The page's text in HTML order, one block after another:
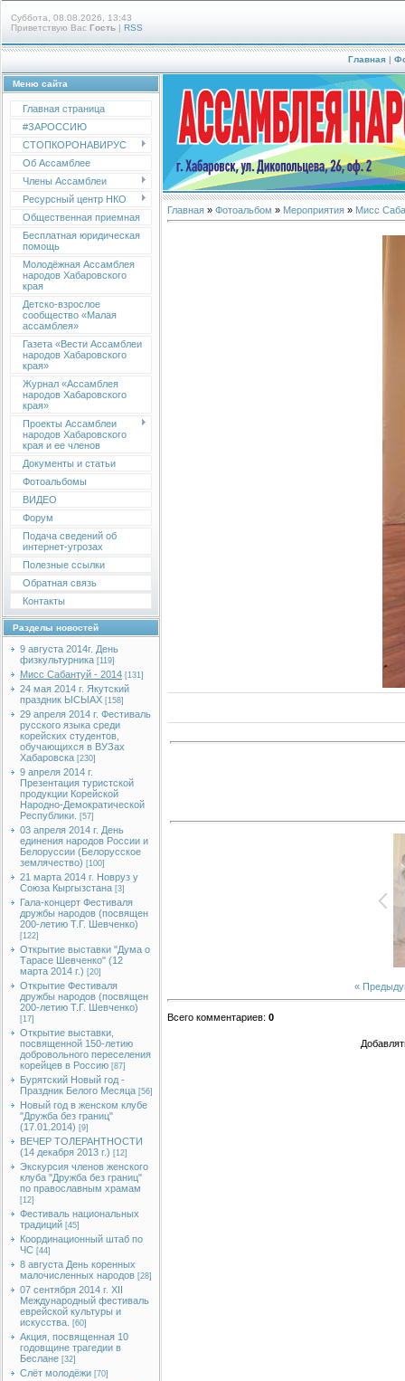
Суббота, 08.08.2026, 13:43
Приветствую Вас Гость | RSS
Главная |
Меню сайта
Главная страница
#ЗАРОССИЮ
СТОПКОРОНАВИРУС
Об Ассамблее
Члены Ассамблеи
Ресурсный центр НКО
Общественная приемная
Бесплатная юридическая
помощь
Молодёжная Ассамблея
народов Хабаровского
края
Детско-взрослое
сообщество «Малая
ассамблея»
Газета «Вести Ассамблеи
народов Хабаровского
края»
Журнал «Ассамблея
народов Хабаровского
края»
Проекты Ассамблеи
народов Хабаровского
края и ее членов
Документы и статьи
Фотоальбомы
ВИДЕО
Форум
Подача сведений об
интернет-угрозах
Полезные ссылки
Обратная связь
Контакты
Разделы новостей
9 августа 2014г. День
физкультурника [119]
Мисс Сабантуй - 2014 [131]
24 мая 2014 г. Якутский
праздник ЫСЫАХ [158]
29 апреля 2014 г. Фестиваль
русского языка среди
корейских студентов,
обучающихся в ВУЗах
Хабаровска [230]
9 апреля 2014 г.
Презентация туристской
продукции Корейской
Народно-Демократической
Республики.
[57]
03 апреля 2014 г. День
единения народов России и
Белоруссии (Белорусское
землячество) [100]
21 марта 2014 г. Новруз у
Союза Кыргызстана [3]
Гала-концерт Фестиваля
дружбы народов (посвящен
200-летию Т.Г. Шевченко)
[122]
Открытие выставки "Дума о
Тарасе Шевченко" (12
марта 2014 г.) [20]
Открытие Фестиваля
дружбы народов (посвящен
200-летию Т.Г. Шевченко)
[17]
Открытие выставки,
посвященной 150-летию
добровольного переселения
корейцев в Россию [87]
Бурятский Новый год -
Праздник Белого Месяца [56]
Новый год в женском клубе
"Дружба без границ"
(17.01.2014) [9]
ВЕЧЕР ТОЛЕРАНТНОСТИ
(14 декабря 2013 г.) [12]
Экскурсия членов женского
клуба "Дружба без границ"
по православным храмам
[12]
Фестиваль национальных
традиций [45]
Координационный штаб по
ЧС [44]
8 августа День коренных
малочисленных народов [28]
07 сентября 2014 г. XII
Международный фестиваль
еврейской культуры и
искусства.
[60]
Акция, посвященная 10
годовщине трагедии в
Беслане [32]
Слёт молодёжи [70]
Главная » Фотоальбом » Мероприятия » Мисс
«
Всего комментариев: 0